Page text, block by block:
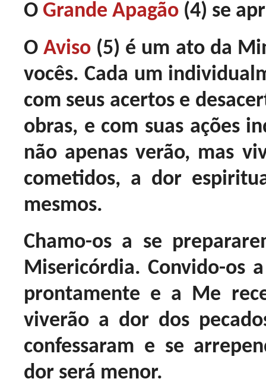
O Grande Apagão (4) se
OAviso (5) é um ato da
vocês. Cada um
com seus acertos e
obras, e com suas ações
não apenas verão, mas
cometidos, a dor
mesmos.
Chamo-os a se
Misericórdia. Convido-os
prontamente e a Me
viverão a dor dos
confessaram e se
dor será menor.